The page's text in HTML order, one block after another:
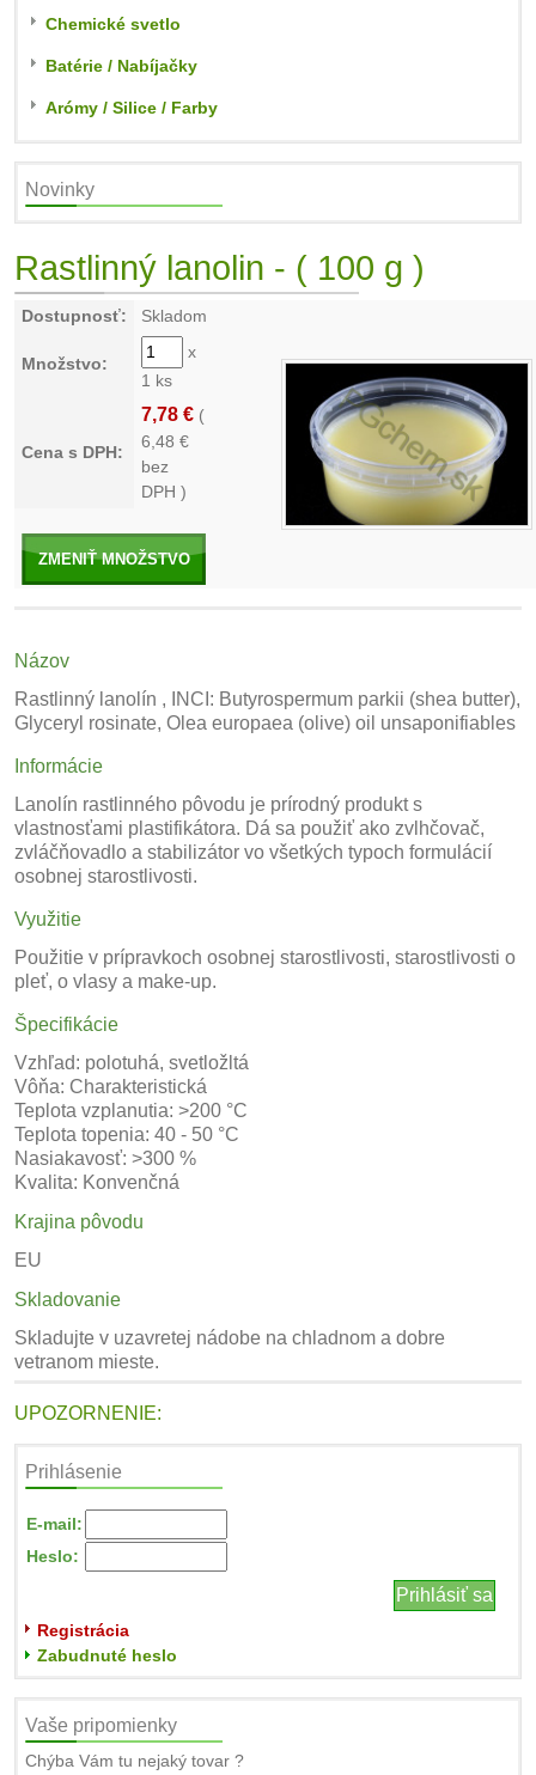
Chemické svetlo
Batérie / Nabíjačky
Arómy / Silice / Farby
Novinky
Rastlinný lanolin - ( 100 g )
Dostupnosť: Skladom
Množstvo:
x
1 ks
Cena s DPH:
7,78 € (
6,48 €
bez
DPH )
ZMENIŤ MNOŽSTVO
Názov
Rastlinný lanolín , INCI: Butyrospermum parkii (shea butter),
Glyceryl rosinate, Olea europaea (olive) oil unsaponifiables
Informácie
Lanolín rastlinného pôvodu je prírodný produkt s
vlastnosťami plastifikátora. Dá sa použiť ako zvlhčovač,
zvláčňovadlo a stabilizátor vo všetkých typoch formulácií
osobnej starostlivosti.
Využitie
Použitie v prípravkoch osobnej starostlivosti, starostlivosti o
pleť, o vlasy a make-up.
Špecifikácie
Vzhľad: polotuhá, svetložltá
Vôňa: Charakteristická
Teplota vzplanutia: >200 °C
Teplota topenia: 40 - 50 °C
Nasiakavosť: >300 %
Kvalita: Konvenčná
Krajina pôvodu
EU
Skladovanie
Skladujte v uzavretej nádobe na chladnom a dobre
vetranom mieste.
UPOZORNENIE:
Prihlásenie
E-mail:
Heslo:
Registrácia
Zabudnuté heslo
Vaše pripomienky
Chýba Vám tu nejaký tovar ?